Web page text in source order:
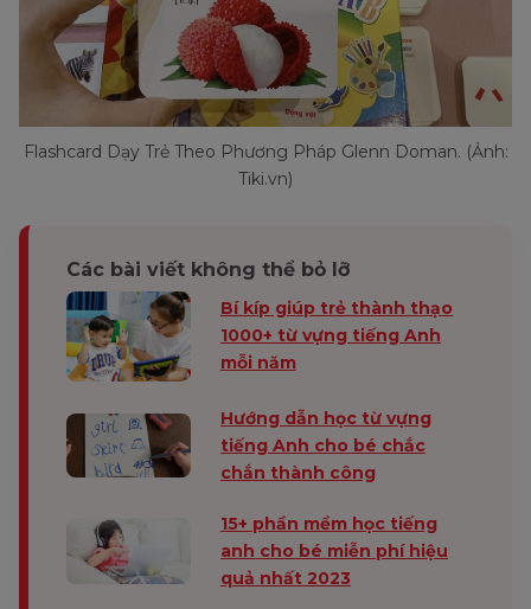
Flashcard Dạy Trẻ Theo Phương Pháp Glenn Doman. (Ảnh:
Tiki.vn)
Các bài viết không thể bỏ lỡ
Bí kíp giúp trẻ thành thạo
1000+ từ vựng tiếng Anh
mỗi năm
Hướng dẫn học từ vựng
tiếng Anh cho bé chắc
chắn thành công
15+ phần mềm học tiếng
anh cho bé miễn phí hiệu
quả nhất 2023